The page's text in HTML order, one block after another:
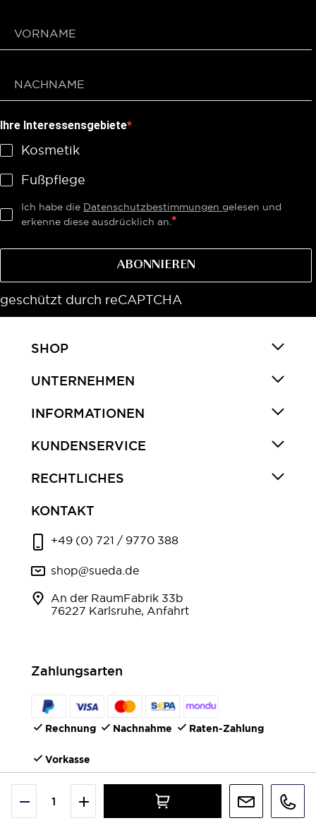
Ihre Interessensgebiete
Kosmetik
Fußpflege
Ich habe die Datenschutzbestimmungen gelesen und
erkenne diese ausdrücklich an.
ABONNIEREN
geschützt durch reCAPTCHA
SHOP
UNTERNEHMEN
INFORMATIONEN
KUNDENSERVICE
RECHTLICHES
KONTAKT
+49 (0) 721 / 9770 388
shop@sueda.de
An der RaumFabrik 33b
76227 Karlsruhe, Anfahrt
Zahlungsarten
Rechnung Nachnahme Raten-Zahlung
Vorkasse
FOLGEN SIE UNS